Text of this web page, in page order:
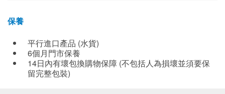
保養
平行進口產品 (水貨)
6個月門市保養
14日內有壞包換購物保障 (不包括人為損壞並須要保
留完整包裝)